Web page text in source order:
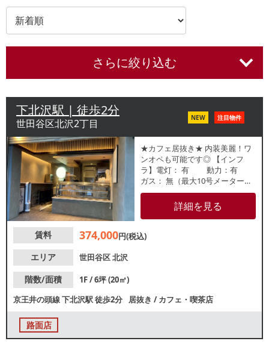
さらに絞り込む
下北沢駅 | 徒歩2分
世田谷区北沢2丁目 NEW 注目物件
★カフェ居抜き★ 内装美麗！ワ
ンオペも可能です◎ 【インフ
ラ】電灯： 有 動力：有
ガス： 無（最大10号メーター設
置可） 水道：13mm 【厨房
排気】無 【空調】有 【グリス
ト】無 【席数】カウンター4席
不振 【営業年数】3年 【営
詳細を見る
賃料 374,000円(税込)
エリア
世田谷区北沢
階数/面積
1F / 6坪 (20㎡)
京王井の頭線下北沢駅徒歩2分 居抜き /カフェ・喫茶店
路面店